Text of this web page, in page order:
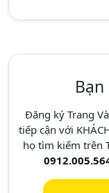
Đăng ký Trang
tiếp cận với
họ tìm kiếm trên